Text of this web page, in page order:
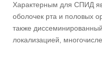
Характерным для СПИД
оболочек рта и половых
также
локализацией,